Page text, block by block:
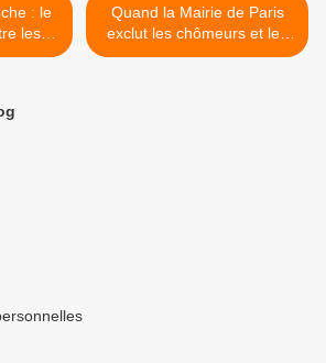
les
mairie
Quand la Mairie de Paris
exclut les chômeurs et les
jeunes de moins de 25 ans